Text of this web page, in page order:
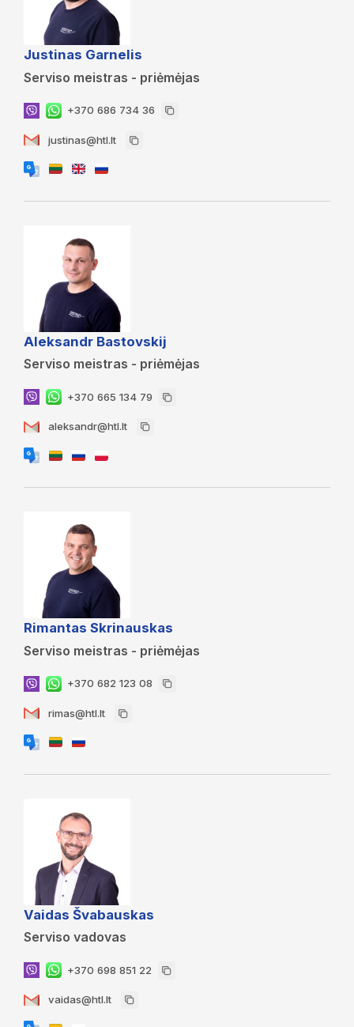
Justinas Garnelis
Serviso meistras - priėmėjas
+370 686 734 36
justinas@htl.lt
Aleksandr Bastovskij
Serviso meistras - priėmėjas
+370 665 134 79
aleksandr@htl.lt
Rimantas Skrinauskas
Serviso meistras - priėmėjas
+370 682 123 08
rimas@htl.lt
Vaidas Švabauskas
Serviso vadovas
+370 698 851 22
vaidas@htl.lt